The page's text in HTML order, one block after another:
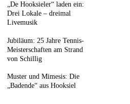
„De Hooksieler“ laden ein:
Drei Lokale – dreimal
Livemusik
Jubiläum: 25 Jahre Tennis-
Meisterschaften am Strand
von Schillig
Muster und Mimesis: Die
„Badende“ aus Hooksiel